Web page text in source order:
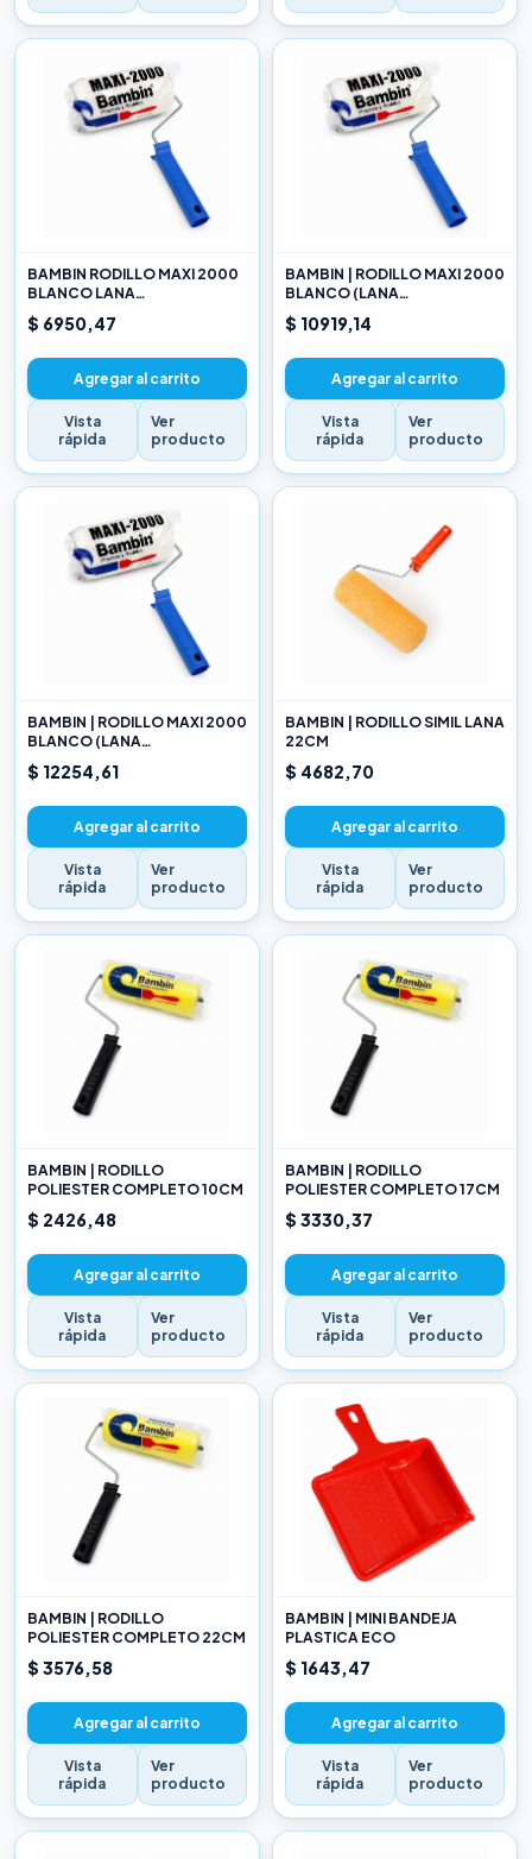
BAMBIN RODILLO MAXI 2000
BLANCO LANA
SELECCIONADA 10 CM
$ 6950,47
Agregar al carrito
Vista
rápida
Ver
producto
BAMBIN | RODILLO MAXI 2000
BLANCO (LANA
SELECCIONADA) 17CM
$ 10919,14
Agregar al carrito
Vista
rápida
Ver
producto
BAMBIN | RODILLO MAXI 2000
BLANCO (LANA
SELECCIONADA) 22CM
$ 12254,61
Agregar al carrito
Vista
rápida
Ver
producto
BAMBIN | RODILLO SIMIL LANA
22CM
$ 4682,70
Agregar al carrito
Vista
rápida
Ver
producto
BAMBIN | RODILLO
POLIESTER COMPLETO 10CM
$ 2426,48
Agregar al carrito
Vista
rápida
Ver
producto
BAMBIN | RODILLO
POLIESTER COMPLETO 17CM
$ 3330,37
Agregar al carrito
Vista
rápida
Ver
producto
BAMBIN | RODILLO
POLIESTER COMPLETO 22CM
$ 3576,58
Agregar al carrito
Vista
rápida
Ver
producto
BAMBIN | MINI BANDEJA
PLASTICA ECO
$ 1643,47
Agregar al carrito
Vista
rápida
Ver
producto